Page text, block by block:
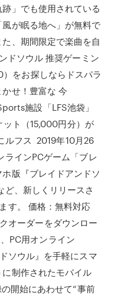
」でも使用されている
が眠る地へ」が無料で
、期間限定で楽曲を自
ドソウル 推奨ゲーミン
をお探しならドスパラ
せ！豊富な 今
施設「LFS池袋」
ト（15,000円分）が
ルフス 2019年10月26
ラインPCゲーム「ブレ
版『ブレイドアンドソ
ど、新しくリリースさ
す。 価格：無料対応
オーダーをダウンロー
PC用オンライン
ソウル』を手軽にスマ
制作されたモバイル
開始にあわせて“事前